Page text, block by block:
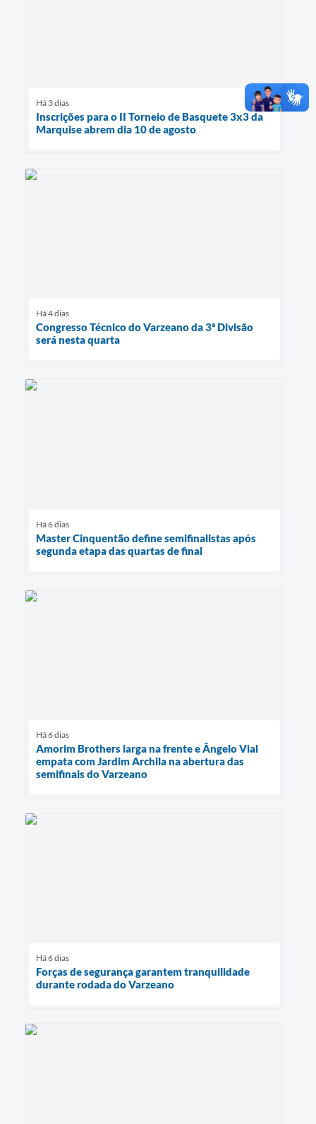
Há 3 dias
Inscrições para o II Torneio de Basquete 3x3 da
Marquise abrem dia 10 de agosto
Há 4 dias
Congresso Técnico do Varzeano da 3ª Divisão
será nesta quarta
Há 6 dias
Master Cinquentão define semifinalistas após
segunda etapa das quartas de final
Há 6 dias
Amorim Brothers larga na frente e Ângelo Vial
empata com Jardim Archila na abertura das
semifinais do Varzeano
Há 6 dias
Forças de segurança garantem tranquilidade
durante rodada do Varzeano